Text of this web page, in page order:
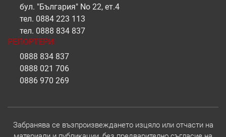
бул. "България" No 22, ет.4
тел. 0884 223 113
тел. 0888 834 837
РЕПОРТЕРИ
0888 834 837
0888 021 706
0886 970 269
Забранява се възпроизвеждането изцяло или отчасти на